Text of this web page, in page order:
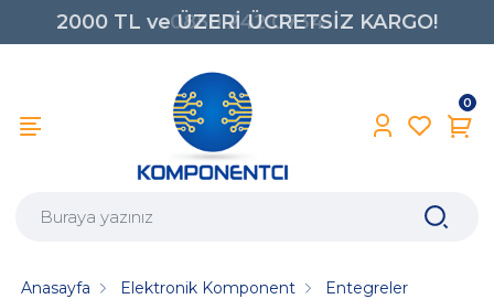
2000 TL ve ÜZERİ ÜCRETSİZ KARGO!
0850 242 0734
0
Anasayfa Elektronik Komponent
Entegreler